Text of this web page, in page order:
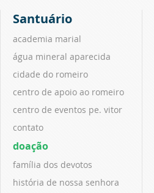
Santuário
academia marial
água mineral aparecida
cidade do romeiro
centro de apoio ao romeiro
centro de eventos pe. vitor
contato
doação
família dos devotos
história de nossa senhora